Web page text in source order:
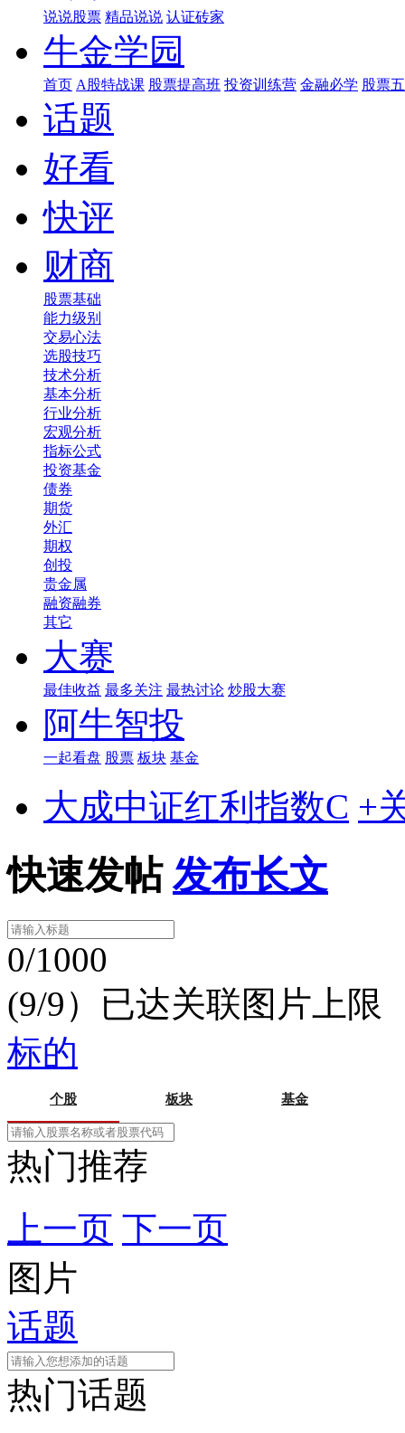
说说股票 精品说说 认证砖家
牛金学园
首页 A股特战课 股票提高班 投资训练营 金融必学 股票
话题
好看
快评
财商
股票基础
能力级别
交易心法
选股技巧
技术分析
基本分析
行业分析
宏观分析
指标公式
投资基金
债券
期货
外汇
期权
创投
贵金属
融资融券
其它
大赛
最佳收益 最多关注 最热讨论 炒股大赛
阿牛智投
一起看盘 股票 板块 基金
大成中证红利指数C +
快速发帖 发布长文
0/1000
(9/9）已达关联图片上限
标的
个股 板块 基金
热门推荐
上一页 下一页
图片
话题
热门话题